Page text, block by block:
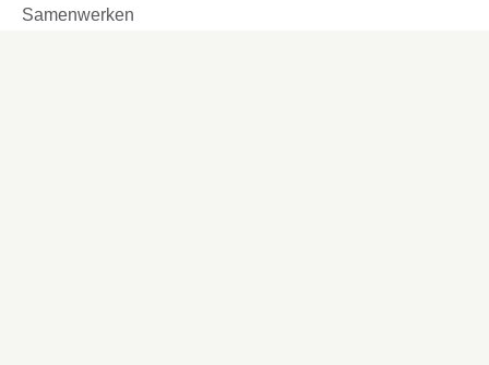
Samenwerken